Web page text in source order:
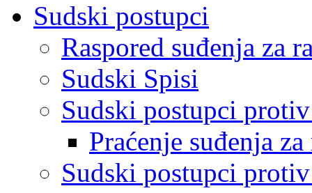
Sudski postupci
Raspored suđenja za
Sudski Spisi
Sudski postupci
Praćenje suđenja
Sudski postupci